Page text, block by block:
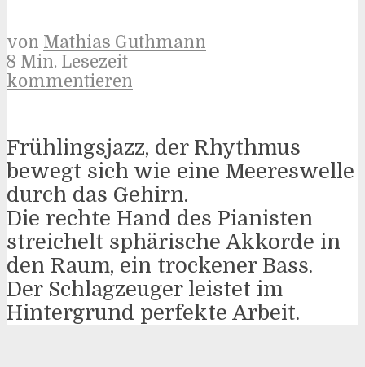
von Mathias Guthmann
8 Min. Lesezeit
kommentieren
Frühlingsjazz, der Rhythmus
bewegt sich wie eine Meereswelle
durch das Gehirn.
Die rechte Hand des Pianisten
streichelt sphärische Akkorde in
den Raum, ein trockener Bass.
Der Schlagzeuger leistet im
Hintergrund perfekte Arbeit.